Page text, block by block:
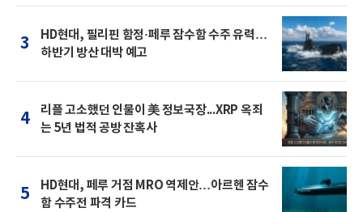
3
HD현대, 필리핀 함정·페루 잠수함 수주 유력…
하반기 방산 대박 예고
4
리플 고소했던 인물이 美 정보국장...XRP 옥죄
는 5년 법적 공방 잔혹사
5
HD현대, 페루 거점 MRO 역제안…아르헨 잠수
함 수주전 파격 카드